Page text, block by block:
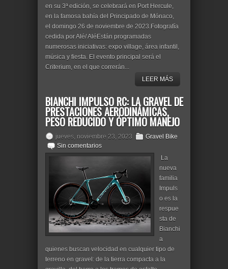
en su 3ª edición, se celebrará en Port Hercule,
en la famosa bahía del Principado de Mónaco,
el domingo 26 de noviembre de 2023.Fotografía
cedida por Alé/ AléEstán programadas
numerosas iniciativas: expo village, área infantil,
música y fiesta. El evento principal será el
Criterium, en el que correrán...
LEER MÁS
BIANCHI IMPULSO RC: LA GRAVEL DE
PRESTACIONES AERODINÁMICAS,
PESO REDUCIDO Y ÓPTIMO MANEJO
jueves, noviembre 23, 2023
Gravel Bike
Sin comentarios
La
nueva
familia
Impuls
o es la
respue
sta de
Bianchi
a
quienes buscan velocidad en cualquier tipo de
terreno en gravel: de la tierra compacta a la